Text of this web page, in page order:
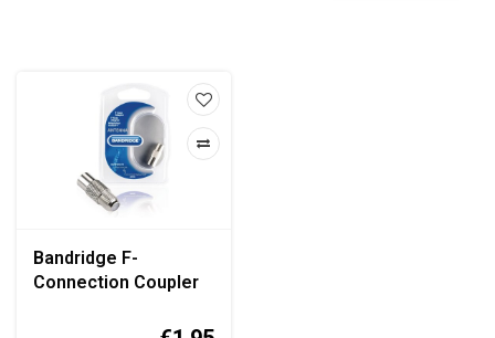
Bandridge F-
Connection Coupler